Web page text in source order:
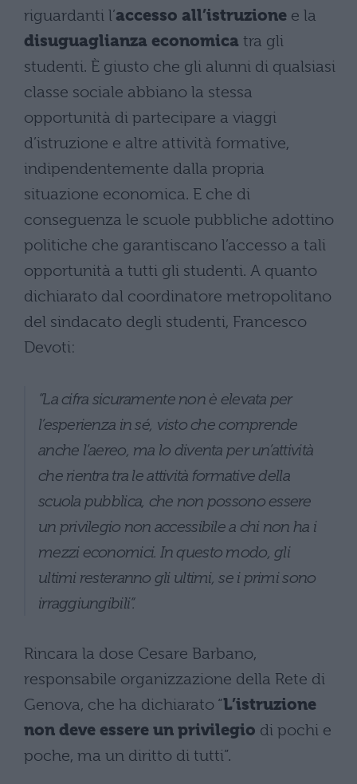
riguardanti l’accesso all’istruzione e la
disuguaglianza economica tra gli
studenti. È giusto che gli alunni di qualsiasi
classe sociale abbiano la stessa
opportunità di partecipare a viaggi
d’istruzione e altre attività formative,
indipendentemente dalla propria
situazione economica. E che di
conseguenza le scuole pubbliche adottino
politiche che garantiscano l’accesso a tali
opportunità a tutti gli studenti. A quanto
dichiarato dal coordinatore metropolitano
del sindacato degli studenti, Francesco
Devoti:
“La cifra sicuramente non è elevata per
l’esperienza in sé, visto che comprende
anche l’aereo, ma lo diventa per un’attività
che rientra tra le attività formative della
scuola pubblica, che non possono essere
un privilegio non accessibile a chi non ha i
mezzi economici. In questo modo, gli
ultimi resteranno gli ultimi, se i primi sono
irraggiungibili“.
Rincara la dose Cesare Barbano,
responsabile organizzazione della Rete di
Genova, che ha dichiarato “L’istruzione
non deve essere un privilegio di pochi e
poche, ma un diritto di tutti”.